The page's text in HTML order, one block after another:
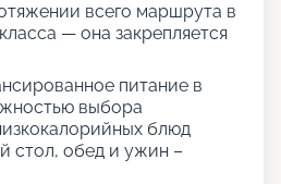
всего маршрута в
— она закрепляется
питание в
выбора
блюд
стол, обед и ужин –